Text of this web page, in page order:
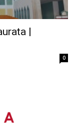
|
0